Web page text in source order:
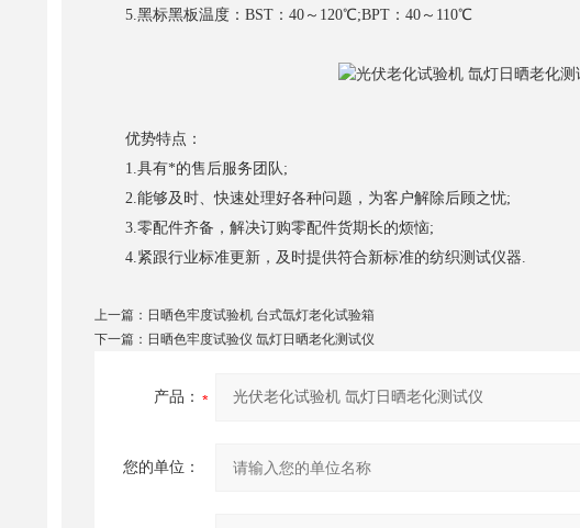
5.黑标黑板温度：BST：40～120℃;BPT：40～110℃
优势特点：
1.具有*的售后服务团队;
2.能够及时、快速处理好各种问题，为客户解除后顾之忧;
3.零配件齐备，解决订购零配件货期长的烦恼;
4.紧跟行业标准更新，及时提供符合新标准的纺织测试仪器.
上一篇： 日晒色牢度试验机 台式氙灯老化试验箱
下一篇： 日晒色牢度试验仪 氙灯日晒老化测试仪
产品：
您的单位：